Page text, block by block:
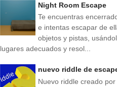
Night Room Escape
Te encuentras
e intentas escapar de
objetos y pistas,
lugares adecuados y resol...
nuevo riddle de
Nuevo riddle creado por